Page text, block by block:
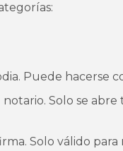
Puede hacerse
Solo se abre
Solo válido para